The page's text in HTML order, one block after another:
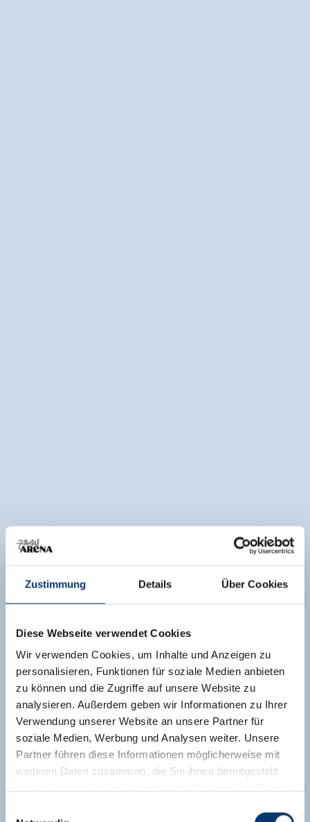
Zustimmung Details Über Cookies
Diese Webseite verwendet Cookies
Wir verwenden Cookies, um Inhalte und Anzeigen zu
personalisieren, Funktionen für soziale Medien anbieten
zu können und die Zugriffe auf unsere Website zu
analysieren. Außerdem geben wir Informationen zu Ihrer
Verwendung unserer Website an unsere Partner für
soziale Medien, Werbung und Analysen weiter. Unsere
Partner führen diese Informationen möglicherweise mit
weiteren Daten zusammen, die Sie ihnen bereitgestellt